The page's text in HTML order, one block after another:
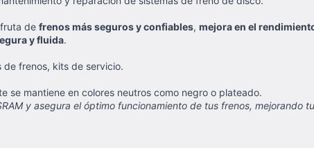
de frenos más seguros y confiables, mejora en el
y fluida.
de frenos, kits de servicio.
se mantiene en colores neutros como negro o plateado.
y asegura el óptimo funcionamiento de tus frenos, mejorando